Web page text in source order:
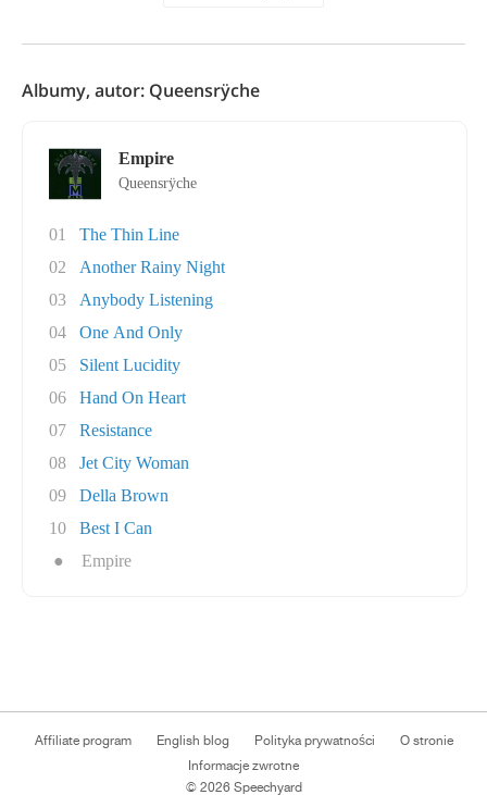
Albumy, autor: Queensrÿche
Empire
Queensrÿche
01
The Thin Line
02
Another Rainy Night
03
Anybody Listening
04
One And Only
05
Silent Lucidity
06
Hand On Heart
07
Resistance
08
Jet City Woman
09
Della Brown
10
Best I Can
●
Empire
Affiliate program English blog Polityka prywatności
O stronie
Informacje zwrotne
© 2026 Speechyard